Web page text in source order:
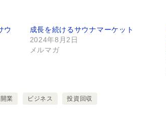
ウ
成長を続けるサウナマーケット
2024年8月2日
メルマガ
業 ビジネス 投資回収